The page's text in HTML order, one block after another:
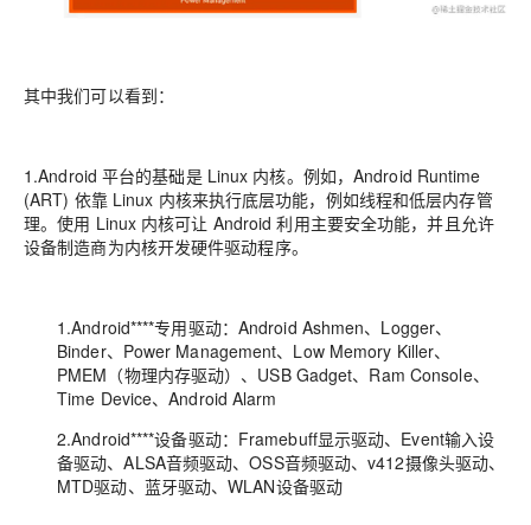
其中我们可以看到：
1.Android 平台的基础是 Linux 内核。例如，Android Runtime
(ART) 依靠 Linux 内核来执行底层功能，例如线程和低层内存管
理。使用 Linux 内核可让 Android 利用主要安全功能，并且允许
设备制造商为内核开发硬件驱动程序。
1.Android****专用驱动：Android Ashmen、Logger、
Binder、Power Management、Low Memory Killer、
PMEM（物理内存驱动）、USB Gadget、Ram Console、
Time Device、Android Alarm
2.Android****设备驱动：Framebuff显示驱动、Event输入设
备驱动、ALSA音频驱动、OSS音频驱动、v412摄像头驱动、
MTD驱动、蓝牙驱动、WLAN设备驱动